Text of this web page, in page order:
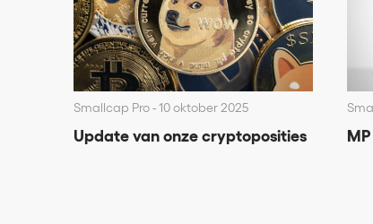
Smallcap Pro 10 oktober 2025
Update van onze cryptoposities